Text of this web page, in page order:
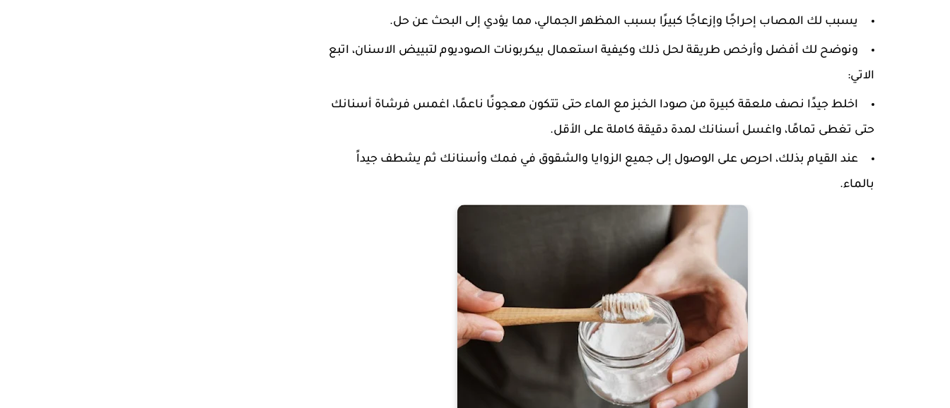
يسبب لك المصاب إحراجًا وإزعاجًا كبيرًا بسبب المظهر الجمالي، مما يؤدي إلى البحث عن حل.
ونوضح لك أفضل وأرخص طريقة لحل ذلك وكيفية استعمال بيكربونات الصوديوم لتبييض الاسنان، اتبع
الاتي:
اخلط جيدًا نصف ملعقة كبيرة من صودا الخبز مع الماء حتى تتكون معجونًا ناعمًا، اغمس فرشاة أسنانك
حتى تغطى تمامًا، واغسل أسنانك لمدة دقيقة كاملة على الأقل.
عند القيام بذلك، احرص على الوصول إلى جميع الزوايا والشقوق في فمك وأسنانك ثم يشطف جيداً
بالماء.